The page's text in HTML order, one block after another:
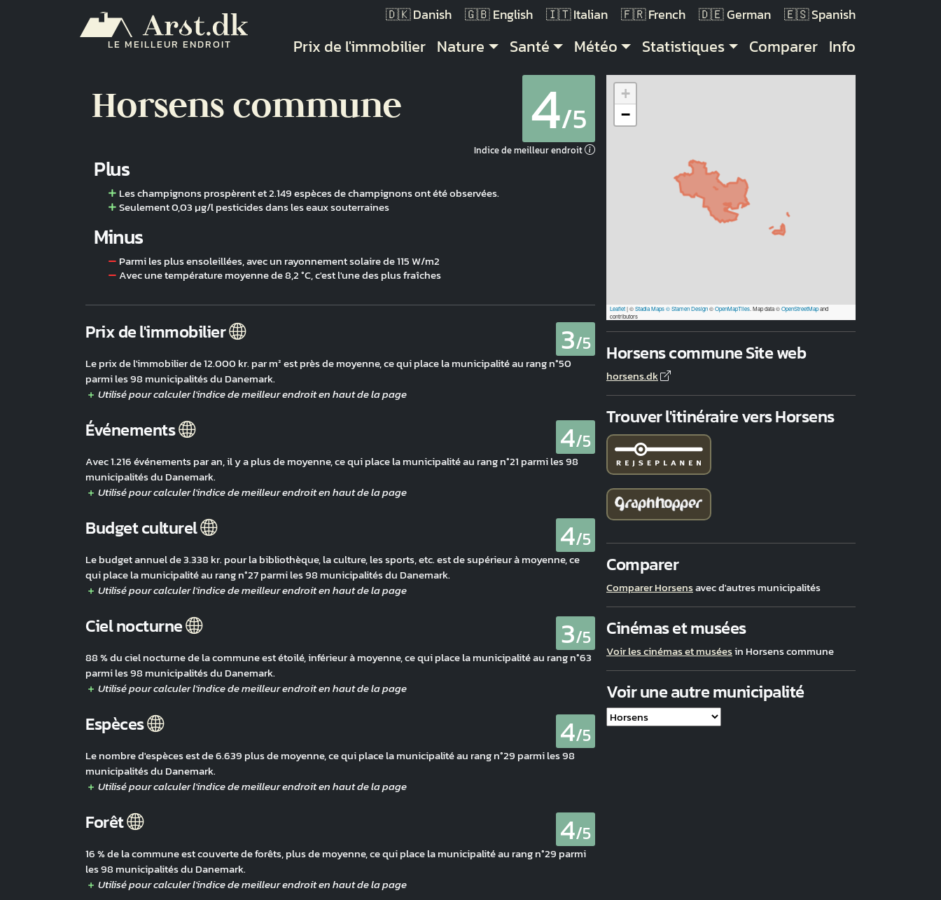
LE MEILLEUR ENDROIT
Danish English Italian French German Spanish
Navigation principale
Prix de l'immobilier Nature Santé Météo Statistiques Comparer Info
Horsens commune 4/5
Indice de meilleur endroit
Plus
Les champignons prospèrent et 2.149 espèces de champignons ont été observées.
Seulement 0,03 µg/l pesticides dans les eaux souterraines
Minus
Parmi les plus ensoleillées, avec un rayonnement solaire de 115 W/m2
Avec une température moyenne de 8,2 °C, c'est l'une des plus fraîches
Prix de l'immobilier 3/5
Le prix de l'immobilier de 12.000 kr. par m² est près de moyenne, ce qui place la municipalité au rang n°50
parmi les 98 municipalités du Danemark.
Événements 4/5
Avec 1.216 événements par an, il y a plus de moyenne, ce qui place la municipalité au rang n°21 parmi les 98
municipalités du Danemark.
Budget culturel 4/5
Le budget annuel de 3.338 kr. pour la bibliothèque, la culture, les sports, etc. est de supérieur à moyenne, ce
qui place la municipalité au rang n°27 parmi les 98 municipalités du Danemark.
Ciel nocturne 3/5
88 % du ciel nocturne de la commune est étoilé, inférieur à moyenne, ce qui place la municipalité au rang n°63
parmi les 98 municipalités du Danemark.
Espèces 4/5
Le nombre d'espèces est de 6.639 plus de moyenne, ce qui place la municipalité au rang n°29 parmi les 98
municipalités du Danemark.
Forêt 4/5
16 % de la commune est couverte de forêts, plus de moyenne, ce qui place la municipalité au rang n°29 parmi
les 98 municipalités du Danemark.
+
−
Leaflet|©Stadia Maps© Stamen Design©OpenMapTiles . Map data ©OpenStreetMapand
contributors
Horsens commune Site web
horsens.dk
Trouver l'itinéraire vers Horsens
Comparer
Comparer Horsensavec d'autres municipalités
Cinémas et musées
Voir les cinémas et muséesin Horsens commune
Voir une autre municipalité